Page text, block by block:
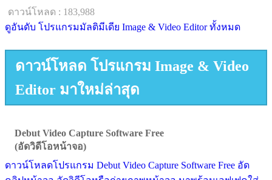
ดาวน์โหลด : 183,988
ดูอันดับ โปรแกรมมัลติมีเดีย Image & Video Editor ทั้งหมด
ดาวน์โหลด โปรแกรม Image & Video
Editor มาใหม่ล่าสุด
Debut Video Capture Software Free
(อัดวิดีโอหน้าจอ)
ดาวน์โหลดโปรแกรม Debut Video Capture Software Free อัด